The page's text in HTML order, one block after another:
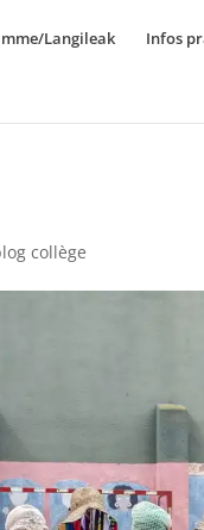
Langileak Infos
collège